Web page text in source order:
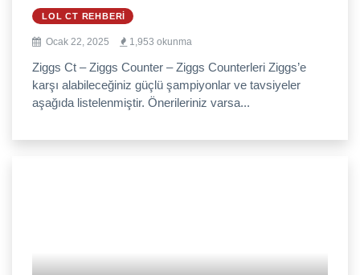
LOL CT REHBERI
Ocak 22, 2025 1,953 okunma
Ziggs Ct – Ziggs Counter – Ziggs Counterleri Ziggs’e
karşı alabileceğiniz güçlü şampiyonlar ve tavsiyeler
aşağıda listelenmiştir. Önerileriniz varsa...